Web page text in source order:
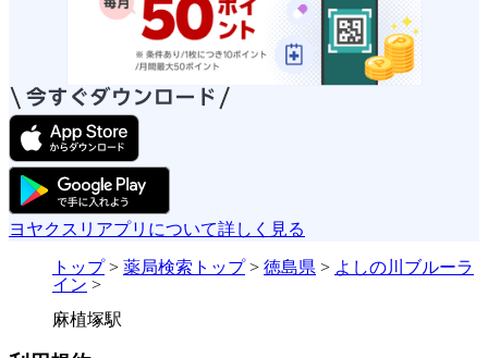
ヨヤクスリアプリについて詳しく見る
トップ> 薬局検索トップ> 徳島県 > よしの川ブルーラ
イン >
麻植塚駅